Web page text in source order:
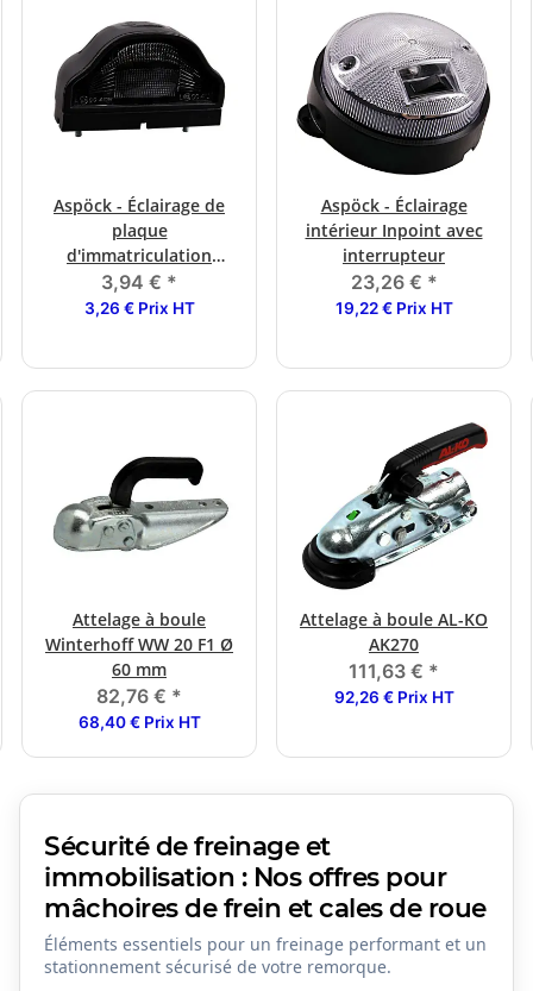
Aspöck - Éclairage de
plaque
d'immatriculation
Regpoint
3,94 € *
3,26 € Prix HT
Aspöck - Éclairage
intérieur Inpoint avec
interrupteur
23,26 € *
19,22 € Prix HT
Attelage à boule
Winterhoff WW 20 F1 Ø
60 mm
82,76 € *
68,40 € Prix HT
Attelage à boule AL-KO
AK270
111,63 € *
92,26 € Prix HT
Sécurité de freinage et
immobilisation : Nos offres pour
mâchoires de frein et cales de roue
Éléments essentiels pour un freinage performant et un
stationnement sécurisé de votre remorque.